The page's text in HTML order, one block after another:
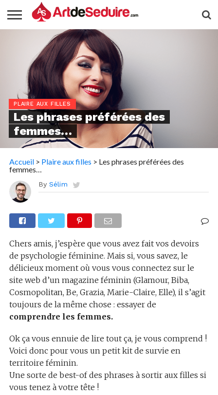
PLAIRE AUX FILLES
Les phrases préférées des
femmes…
Accueil> Plaire aux filles > Les phrases préférées des
femmes…
By Sélim
Chers amis, j’espère que vous avez fait vos devoirs
de psychologie féminine. Mais si, vous savez, le
délicieux moment où vous vous connectez sur le
site web d’un magazine féminin (Glamour, Biba,
Cosmopolitan, Be, Grazia, Marie-Claire, Elle), il s’agit
toujours de la même chose : essayer de
comprendre les femmes.
Ok ça vous ennuie de lire tout ça, je vous comprend !
Voici donc pour vous un petit kit de survie en
territoire féminin.
Une sorte de best-of des phrases à sortir aux filles si
vous tenez à votre tête !